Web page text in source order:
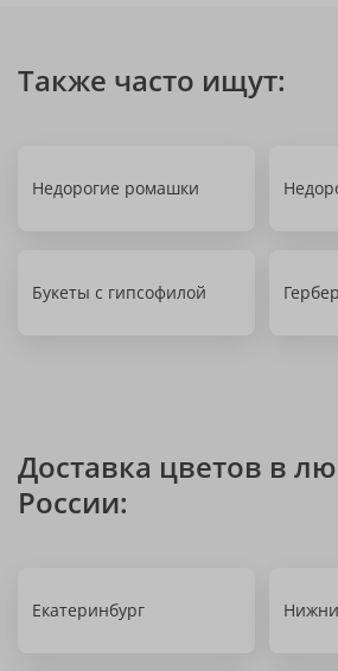
Также часто ищут:
Недорогие ромашки
Букеты с гипсофилой
Доставка цветов в
России:
Екатеринбург